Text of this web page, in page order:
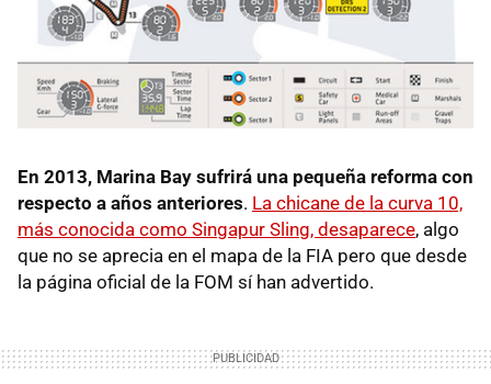
En 2013, Marina Bay sufrirá una pequeña reforma con
respecto a años anteriores. La chicane de la curva 10,
más conocida como Singapur Sling, desaparece, algo
que no se aprecia en el mapa de la FIA pero que desde
la página oficial de la FOM sí han advertido.